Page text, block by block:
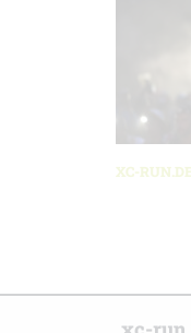
XC-